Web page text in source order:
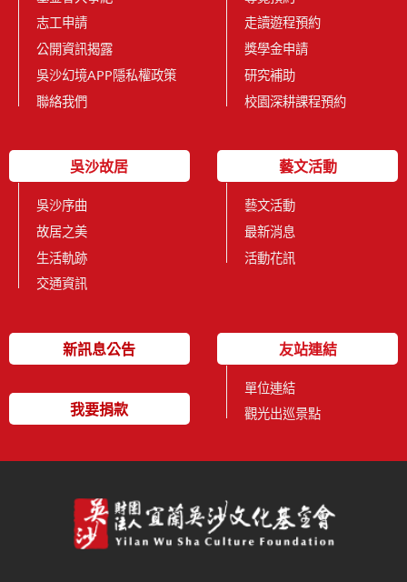
志工申請
公開資訊揭露
吳沙幻境APP隱私權政策
聯絡我們
走讀遊程預約
獎學金申請
研究補助
校園深耕課程預約
吳沙故居
吳沙序曲
故居之美
生活軌跡
交通資訊
藝文活動
藝文活動
最新消息
活動花訊
新訊息公告
我要捐款
友站連結
單位連結
觀光出巡景點